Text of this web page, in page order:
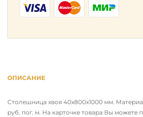
ОПИСАНИЕ
Столешница хвоя 40х800х1000 мм.
руб. пог. м. На карточке товара Вы можете